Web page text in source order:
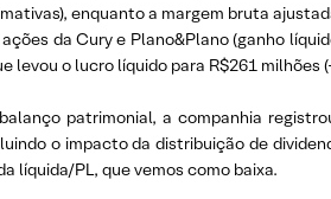
enquanto a margem bruta
da Cury e Plano&Plano (ganho
levou o lucro líquido para R$261 milhões
patrimonial, a companhia
o impacto da distribuição de
líquida/PL, que vemos como baixa.